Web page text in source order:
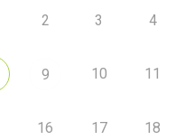
2 3 4
9 10 11
16 17 18